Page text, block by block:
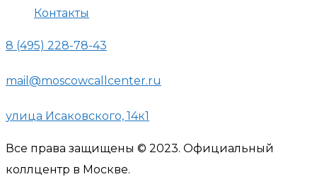
Контакты
8 (495) 228-78-43
mail@moscowcallcenter.ru
улица Исаковского, 14к1
Все права защищены © 2023. Официальный
коллцентр в Москве.